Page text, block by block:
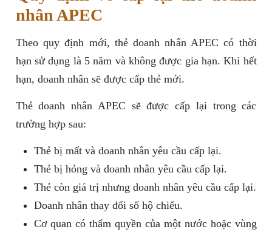
nhân APEC
Theo quy định mới, thẻ doanh nhân APEC có thời
hạn sử dụng là 5 năm và không được gia hạn. Khi hết
hạn, doanh nhân sẽ được cấp thẻ mới.
Thẻ doanh nhân APEC sẽ được cấp lại trong các
trường hợp sau:
Thẻ bị mất và doanh nhân yêu cầu cấp lại.
Thẻ bị hỏng và doanh nhân yêu cầu cấp lại.
Thẻ còn giá trị nhưng doanh nhân yêu cầu cấp lại.
Doanh nhân thay đổi số hộ chiếu.
Cơ quan có thẩm quyền của một nước hoặc vùng